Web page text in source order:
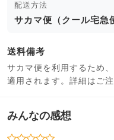
配送方法
サカマ便（クール宅急
送料備考
サカマ便を利用するため
適用されます。詳細はご
みんなの感想